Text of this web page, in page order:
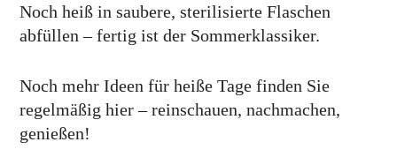
Noch heiß in saubere, sterilisierte Flaschen
abfüllen – fertig ist der Sommerklassiker.
Noch mehr Ideen für heiße Tage finden Sie
regelmäßig hier – reinschauen, nachmachen,
genießen!